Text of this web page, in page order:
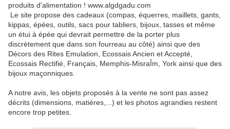
produits d'alimentation ! www.algdgadu.com
Le site propose des cadeaux (compas, équerres, maillets, gants,
kippas, épées, outils, sacs pour tabliers, bijoux, tasses et même
un étui à épée qui devrait permettre de la porter plus
discrètement que dans son fourreau au côté) ainsi que des
Décors des Rites Emulation, Ecossais Ancien et Accepté,
Ecossais Rectifié, Français, Memphis-MisraÎm, York ainsi que des
bijoux maçonniques.
A notre avis, les objets proposés à la vente ne sont pas assez
décrits (dimensions, matières,...) et les photos agrandies restent
encore trop petites.